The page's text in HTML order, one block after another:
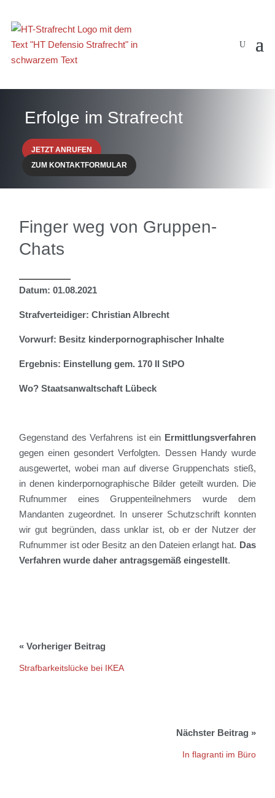
Erfolge im Strafrecht
JETZT ANRUFEN
ZUM KONTAKTFORMULAR
Finger weg von Gruppen-
Chats
Datum: 01.08.2021
Strafverteidiger: Christian Albrecht
Vorwurf: Besitz kinderpornographischer Inhalte
Ergebnis: Einstellung gem. 170 II StPO
Wo? Staatsanwaltschaft Lübeck
Gegenstand des Verfahrens istein Ermittlungsverfahren
gegen einen gesondert Verfolgten. Dessen Handy wurde
ausgewertet, wobei man auf diverse Gruppenchats stieß,
in denen kinderpornographische Bilder geteilt wurden. Die
Rufnummer eines Gruppenteilnehmers wurde dem
Mandanten zugeordnet. In unserer Schutzschrift konnten
wir gut begründen, dass unklar ist, ob er der Nutzer der
Rufnummer istoder Besitz an den Dateien erlangt hat. Das
Verfahren wurde daher antragsgemäß eingestellt.
Strafbarkeitslücke bei IKEA
In flagranti im Büro